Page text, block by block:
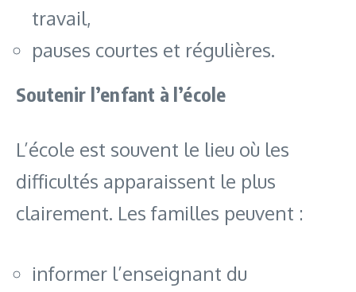
travail,
pauses courtes et régulières.
Soutenir l’enfant à l’école
L’école est souvent le lieu où les
difficultés apparaissent le plus
clairement. Les familles peuvent :
informer l’enseignant du